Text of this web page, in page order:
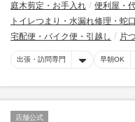
庭木剪定・お手入れ
便利屋・
トイレつまり・水漏れ修理・蛇
宅配便・バイク便・引越し
片
出張・訪問専門 早朝OK
店舗公式